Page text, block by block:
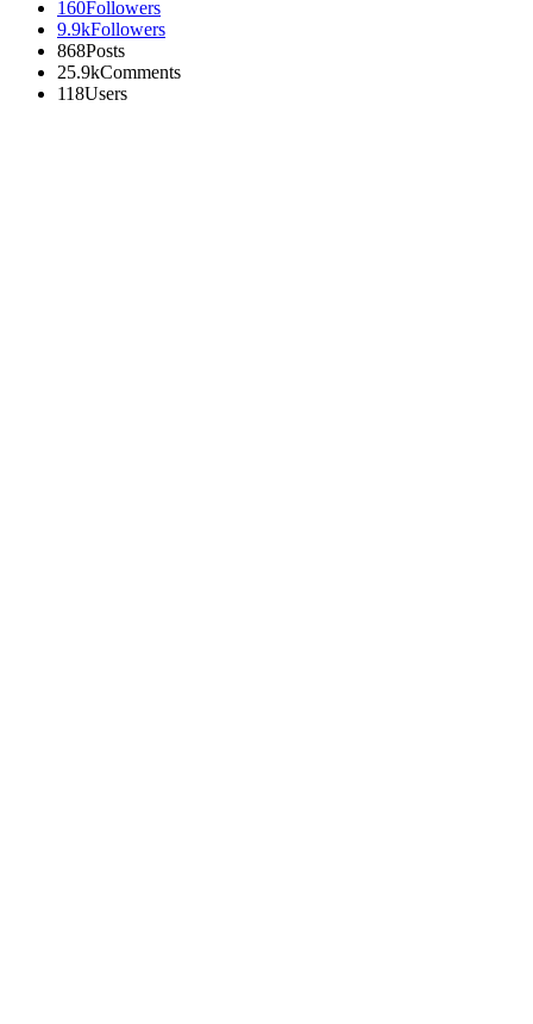
160Followers
9.9kFollowers
868Posts
25.9kComments
118Users